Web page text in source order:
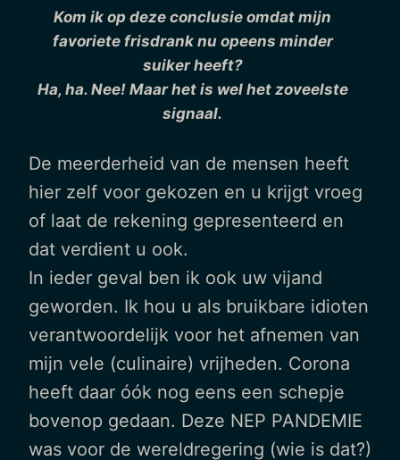
Kom ik op deze conclusie omdat mijn
favoriete frisdrank nu opeens minder
suiker heeft?
Ha, ha. Nee! Maar het is wel het zoveelste
signaal.
De meerderheid van de mensen heeft
hier zelf voor gekozen en u krijgt vroeg
of laat de rekening gepresenteerd en
dat verdient u ook.
In ieder geval ben ik ook uw vijand
geworden. Ik hou u als bruikbare idioten
verantwoordelijk voor het afnemen van
mijn vele (culinaire) vrijheden. Corona
heeft daar óók nog eens een schepje
bovenop gedaan. Deze NEP PANDEMIE
was voor de wereldregering (wie is dat?)